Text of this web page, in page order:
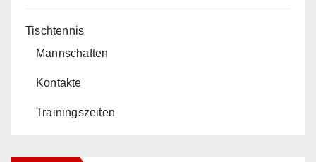
Tischtennis
Mannschaften
Kontakte
Trainingszeiten